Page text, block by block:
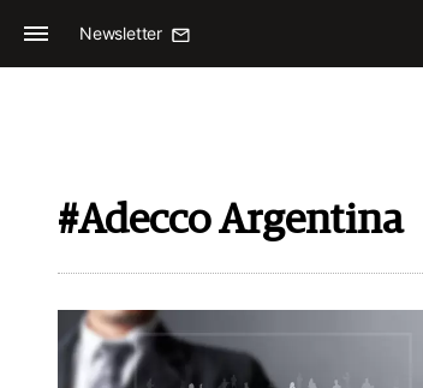
Newsletter
#Adecco Argentina